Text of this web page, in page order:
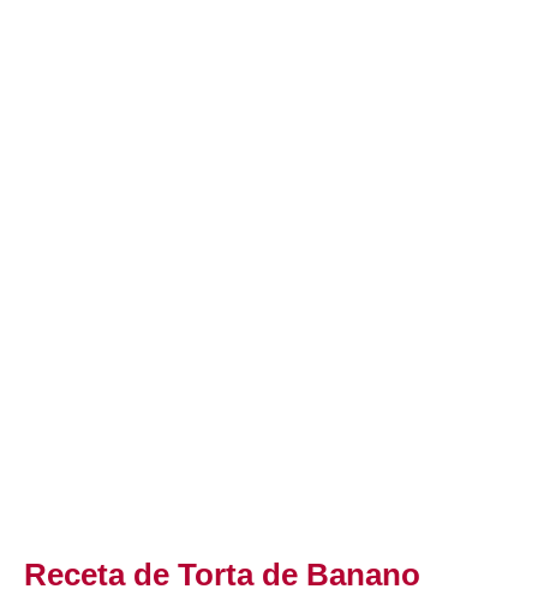
Receta de Torta de Banano